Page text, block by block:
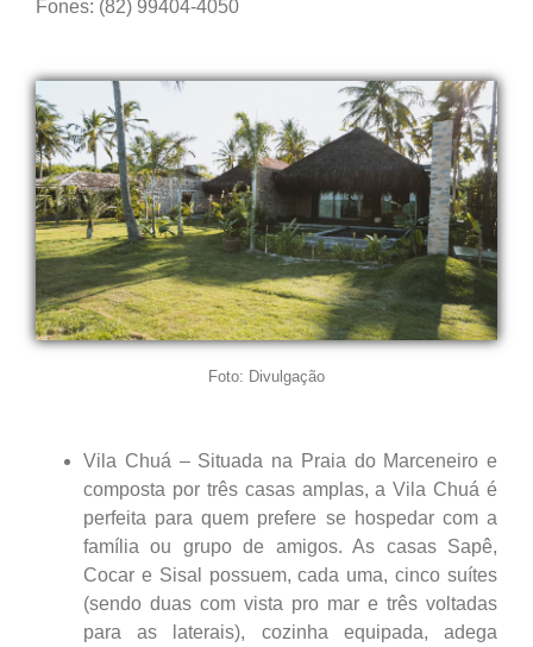
Fones: (82) 99404-4050
Foto: Divulgação
Vila Chuá – Situada na Praia do Marceneiro e
composta por três casas amplas, a Vila Chuá é
perfeita para quem prefere se hospedar com a
família ou grupo de amigos. As casas Sapê,
Cocar e Sisal possuem, cada uma, cinco suítes
(sendo duas com vista pro mar e três voltadas
para as laterais), cozinha equipada, adega